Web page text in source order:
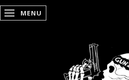
SKIFTE NAVIGATION
MENU